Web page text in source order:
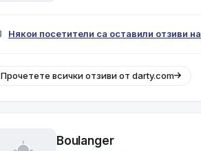
Някои посетители са оставили отзиви
Прочетете всички отзиви от darty.com
Boulanger